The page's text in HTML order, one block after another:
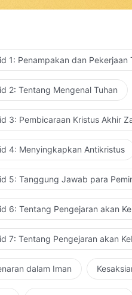
bertindak cepat untuk
Mereka yang sayang
nyawanya
yang takut dan
iman 'tuk masuk ke
kepada kita. Kita
mengandalkan Tuhan
Tuhan dalam roh
seluruh keberadaan kita.
dari Firman, Jilid 1,
1: Penampakan dan Pekerjaan
2: Tentang Mengenal Tuhan
3: Pembicaraan Kristus Akhir
4: Menyingkapkan Antikristus
5: Tanggung Jawab para
6: Tentang Pengejaran akan
7: Tentang Pengejaran akan
dalam Iman